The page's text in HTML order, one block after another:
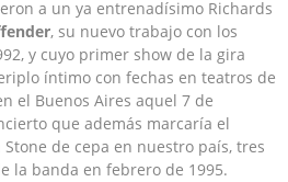
a un ya entrenadísimo Richards
, su nuevo trabajo con los
y cuyo primer show de la gira
íntimo con fechas en teatros de
el Buenos Aires aquel 7 de
que además marcaría el
de cepa en nuestro país, tres
la banda en febrero de 1995.